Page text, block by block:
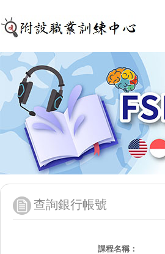
查詢銀行帳號
課程名稱：